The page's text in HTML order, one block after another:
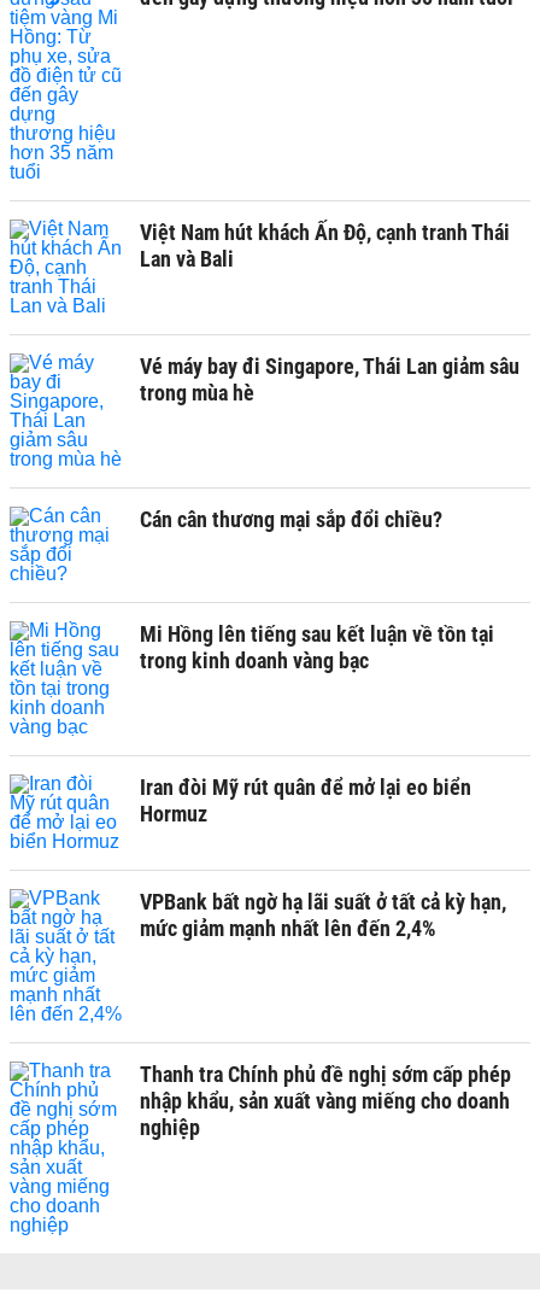
Việt Nam hút khách Ấn Độ, cạnh tranh Thái
Lan và Bali
Vé máy bay đi Singapore, Thái Lan giảm sâu
trong mùa hè
Cán cân thương mại sắp đổi chiều?
Mi Hồng lên tiếng sau kết luận về tồn tại
trong kinh doanh vàng bạc
Iran đòi Mỹ rút quân để mở lại eo biển
Hormuz
VPBank bất ngờ hạ lãi suất ở tất cả kỳ hạn,
mức giảm mạnh nhất lên đến 2,4%
Thanh tra Chính phủ đề nghị sớm cấp phép
nhập khẩu, sản xuất vàng miếng cho doanh
nghiệp